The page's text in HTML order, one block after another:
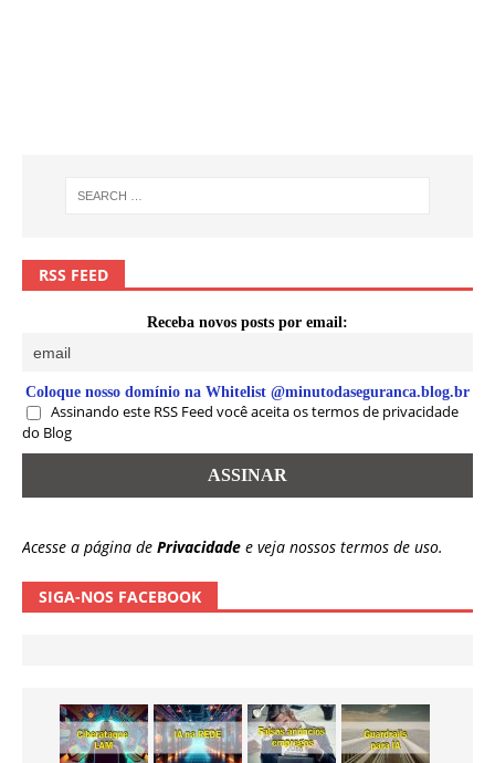
RSS FEED
Receba novos posts por email:
Coloque nosso domínio na Whitelist @minutodaseguranca.blog.br
Assinando este RSS Feed você aceita os termos de privacidade
do Blog
Acesse a página de Privacidade e veja nossos termos de uso.
SIGA-NOS FACEBOOK